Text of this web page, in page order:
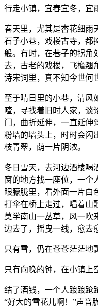
行走小镇，宜春宜冬，宜
春天里，尤其是杏花细雨
石子小巷，戏楼古寺，都
般。有时，在巷子的拐角
去，古老的戏楼，飞檐翘
诗宋词里，真不知今世何
至于晴日里的小巷，清风
喳，寻找着旧时人家，谈
门，曲折延伸，一直延伸
粉墙的墙头上，时时会闪
枝青翠，荫一片阴浓。
冬日雪天，去河边酒楼喝
窗的地方找一座位，一个
眼朦胧里，看外面一片白
打伞在桥上走过，唱着山
莫学南山一丛草，风一
边去了，摇曳一线，愈去
只有雪，仍在苍苍茫茫地
只有向晚的钟，在小镇上
结了酒钱，一个人踉踉跄
“好大的雪花儿啊！”声音